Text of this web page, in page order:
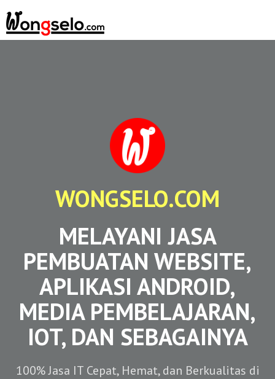
WONGSELO.COM
MELAYANI JASA
PEMBUATAN WEBSITE,
APLIKASI ANDROID,
MEDIA PEMBELAJARAN,
IOT, DAN SEBAGAINYA
100% Jasa IT Cepat, Hemat, dan Berkualitas di